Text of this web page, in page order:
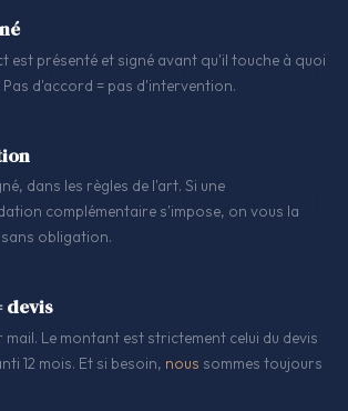
est présenté et signé avant qu'il touche à quoi
Pas d'accord = pas d'intervention.
dans les règles de l'art. Si une
complémentaire s'impose, on vous la
obligation.
devis
mail. Le montant est strictement celui du devis
12 mois. Et si besoin, nous sommes toujours